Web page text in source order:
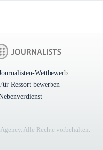
Wettbewerb
Ressort bewerben
Alle Rechte vorbehalten.